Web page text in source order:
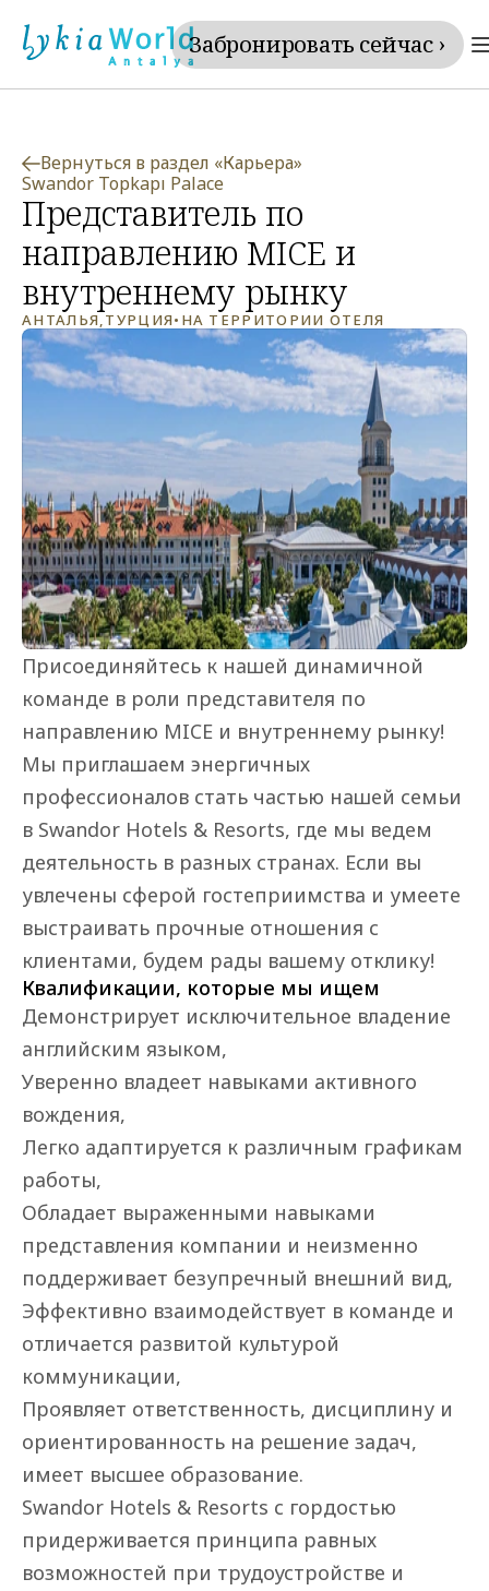
Вернуться в раздел «Карьера»
Swandor Topkapı Palace
Представитель по
направлению MICE и
внутреннему рынку
АНТАЛЬЯ,ТУРЦИЯ• НА ТЕРРИТОРИИ ОТЕЛЯ
Присоединяйтесь к нашей динамичной
команде в роли представителя по
направлению MICE и внутреннему рынку!
Мы приглашаем энергичных
профессионалов стать частью нашей семьи
в Swandor Hotels & Resorts, где мы ведем
деятельность в разных странах. Если вы
увлечены сферой гостеприимства и умеете
выстраивать прочные отношения с
клиентами, будем рады вашему отклику!
Квалификации, которые мы ищем
Демонстрирует исключительное владение
английским языком,
Уверенно владеет навыками активного
вождения,
Легко адаптируется к различным графикам
работы,
Обладает выраженными навыками
представления компании и неизменно
поддерживает безупречный внешний вид,
Эффективно взаимодействует в команде и
отличается развитой культурой
коммуникации,
Проявляет ответственность, дисциплину и
ориентированность на решение задач,
имеет высшее образование.
Swandor Hotels & Resorts с гордостью
придерживается принципа равных
возможностей при трудоустройстве и
Забронировать сейчас ›